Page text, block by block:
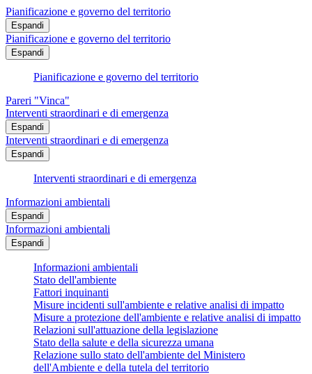
Pianificazione e governo del territorio
Espandi
Pianificazione e governo del territorio
Espandi
Pianificazione e governo del territorio
Pareri "Vinca"
Interventi straordinari e di emergenza
Espandi
Interventi straordinari e di emergenza
Espandi
Interventi straordinari e di emergenza
Informazioni ambientali
Espandi
Informazioni ambientali
Espandi
Informazioni ambientali
Stato dell'ambiente
Fattori inquinanti
Misure incidenti sull'ambiente e relative analisi di impatto
Misure a protezione dell'ambiente e relative analisi di impatto
Relazioni sull'attuazione della legislazione
Stato della salute e della sicurezza umana
Relazione sullo stato dell'ambiente del Ministero
dell'Ambiente e della tutela del territorio